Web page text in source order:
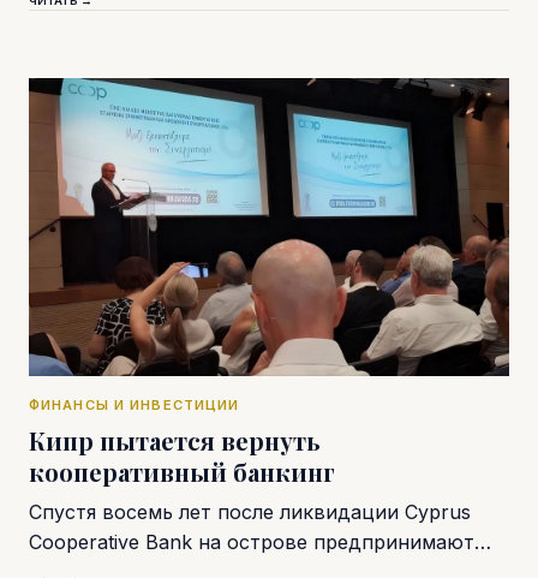
ФИНАНСЫ И ИНВЕСТИЦИИ
Кипр пытается вернуть
кооперативный банкинг
Спустя восемь лет после ликвидации Cyprus
Cooperative Bank на острове предпринимают…